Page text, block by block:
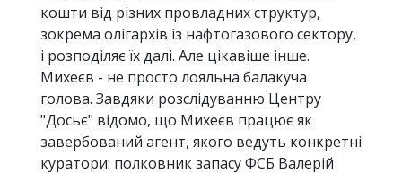
кошти від різних провладних структур,
зокрема олігархів із нафтогазового сектору,
і розподіляє їх далі. Але цікавіше інше.
Михеєв - не просто лояльна балакуча
голова. Завдяки розслідуванню Центру
"Досьє" відомо, що Михеєв працює як
завербований агент, якого ведуть конкретні
куратори: полковник запасу ФСБ Валерій